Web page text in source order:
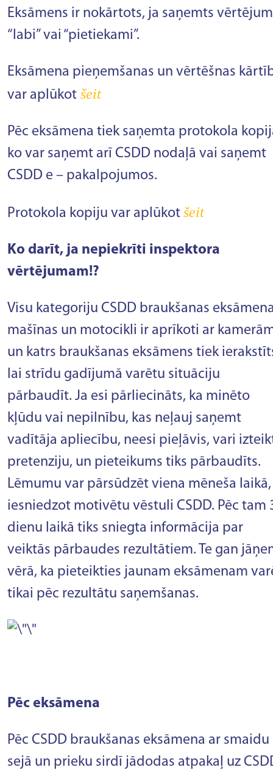
Eksāmens ir nokārtots, ja saņemts
“labi” vai “pietiekami”.
Eksāmena pieņemšanas un vērtēšnas
var aplūkot šeit
Pēc eksāmena tiek saņemta protokola
ko var saņemt arī CSDD nodaļā vai saņemt
CSDD e – pakalpojumos.
Protokola kopiju var aplūkot šeit
Ko darīt, ja nepiekrīti inspektora
vērtējumam!?
Visu kategoriju CSDD braukšanas
mašīnas un motocikli ir aprīkoti ar
un katrs braukšanas eksāmens tiek
lai strīdu gadījumā varētu situāciju
pārbaudīt. Ja esi pārliecināts, ka minēto
kļūdu vai nepilnību, kas neļauj saņemt
vadītāja apliecību, neesi pieļāvis, vari
pretenziju, un pieteikums tiks pārbaudīts.
Lēmumu var pārsūdzēt viena mēneša laikā,
iesniedzot motivētu vēstuli CSDD. Pēc tam
dienu laikā tiks sniegta informācija par
veiktās pārbaudes rezultātiem. Te gan
vērā, ka pieteikties jaunam eksāmenam
tikai pēc rezultātu saņemšanas.
Pēc eksāmena
Pēc CSDD braukšanas eksāmena ar smaidu
sejā un prieku sirdī jādodas atpakaļ uz